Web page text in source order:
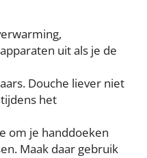
uit als je de
Douche liever niet
het
om je handdoeken
Maak daar gebruik